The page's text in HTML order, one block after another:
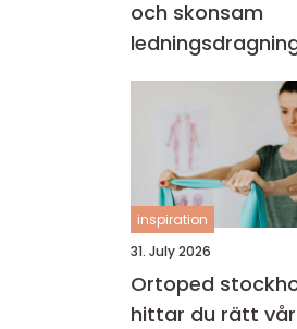
och skonsam
mark
inspiration
31. July 2026
Ortoped
hittar du rätt